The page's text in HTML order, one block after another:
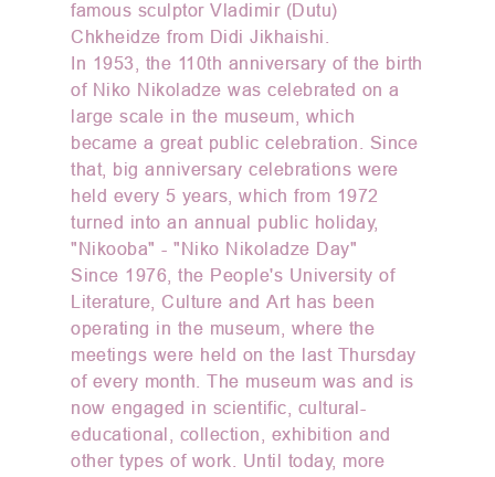
famous sculptor Vladimir (Dutu)
Chkheidze from Didi Jikhaishi.
In 1953, the 110th anniversary of the birth
of Niko Nikoladze was celebrated on a
large scale in the museum, which
became a great public celebration. Since
that, big anniversary celebrations were
held every 5 years, which from 1972
turned into an annual public holiday,
"Nikooba" - "Niko Nikoladze Day"
Since 1976, the People's University of
Literature, Culture and Art has been
operating in the museum, where the
meetings were held on the last Thursday
of every month. The museum was and is
now engaged in scientific, cultural-
educational, collection, exhibition and
other types of work. Until today, more